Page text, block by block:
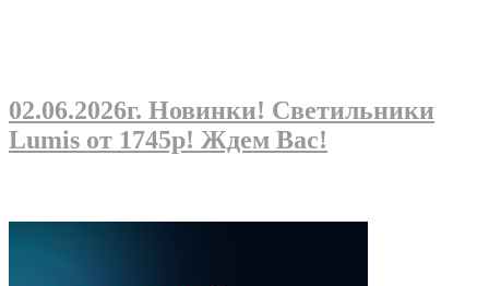
02.06.2026г. Новинки! Светильники
Lumis от 1745р! Ждем Вас!